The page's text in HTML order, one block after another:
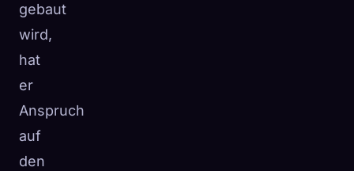
gebaut
wird,
hat
er
Anspruch
auf
den